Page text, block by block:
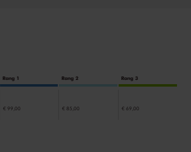
Rang 1 Rang 2 Rang 3
€ 99,00 € 85,00 € 69,00